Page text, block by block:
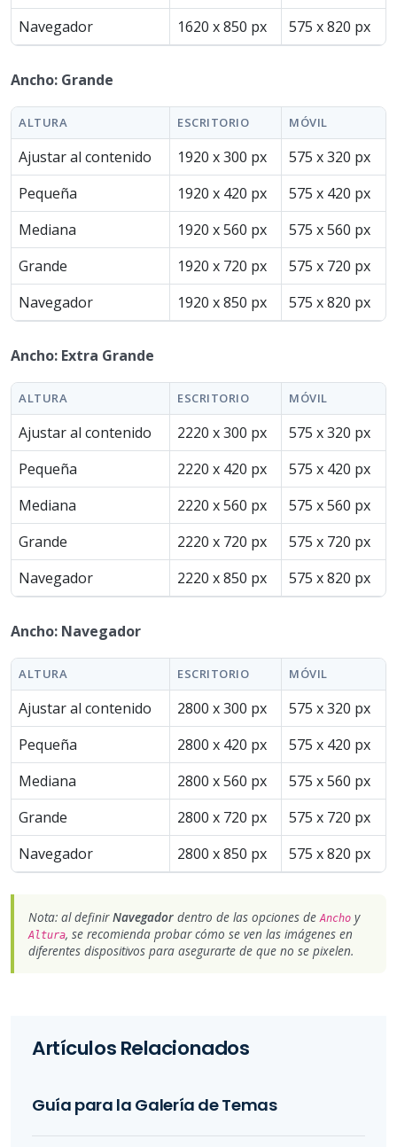
Navegador 1620 x 850 px 575 x 820 px
Ancho: Grande
ALTURA ESCRITORIO MÓVIL
Ajustar al contenido 1920 x 300 px
575 x 320 px
Pequeña
1920 x 420 px
575 x 420 px
Mediana
1920 x 560 px
575 x 560 px
Grande
1920 x 720 px
575 x 720 px
Navegador
1920 x 850 px 575 x 820 px
Ancho: Extra Grande
ALTURA ESCRITORIO MÓVIL
Ajustar al contenido 2220 x 300 px
575 x 320 px
Pequeña
2220 x 420 px
575 x 420 px
Mediana
2220 x 560 px
575 x 560 px
Grande
2220 x 720 px
575 x 720 px
Navegador
2220 x 850 px 575 x 820 px
Ancho: Navegador
ALTURA ESCRITORIO MÓVIL
Ajustar al contenido 2800 x 300 px
575 x 320 px
Pequeña
2800 x 420 px
575 x 420 px
Mediana
2800 x 560 px
575 x 560 px
Grande
2800 x 720 px
575 x 720 px
Navegador
2800 x 850 px 575 x 820 px
Nota: al definirNavegador dentro de las opciones de Ancho y
Altura, se recomienda probar cómo se ven las imágenes en
diferentes dispositivos para asegurarte de que no se pixelen.
Artículos Relacionados
Guía para la Galería de Temas